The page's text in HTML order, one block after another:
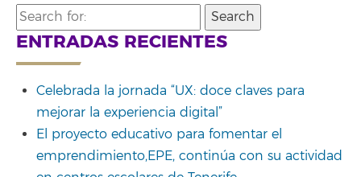
Search
for:
ENTRADAS RECIENTES
Celebrada la jornada “UX: doce claves para
mejorar la experiencia digital”
El proyecto educativo para fomentar el
emprendimiento,EPE, continúa con su actividad